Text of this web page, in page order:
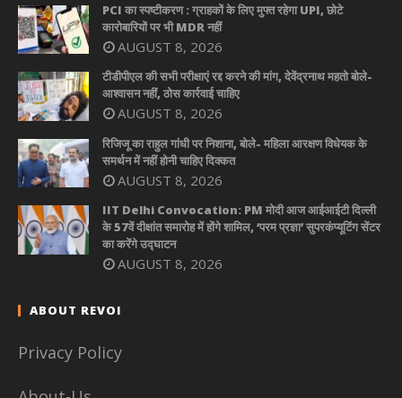
PCI का स्पष्टीकरण : ग्राहकों के लिए मुफ्त रहेगा UPI, छोटे
कारोबारियों पर भी MDR नहीं
AUGUST 8, 2026
टीडीपीएल की सभी परीक्षाएं रद्द करने की मांग, देवेंद्रनाथ महतो बोले-
आश्वासन नहीं, ठोस कार्रवाई चाहिए
AUGUST 8, 2026
रिजिजू का राहुल गांधी पर निशाना, बोले- महिला आरक्षण विधेयक के
समर्थन में नहीं होनी चाहिए दिक्कत
AUGUST 8, 2026
IIT Delhi Convocation: PM मोदी आज आईआईटी दिल्ली
के 57वें दीक्षांत समारोह में होंगे शामिल, ‘परम प्रज्ञा’ सुपरकंप्यूटिंग सेंटर
का करेंगे उद्घाटन
AUGUST 8, 2026
ABOUT REVOI
Privacy Policy